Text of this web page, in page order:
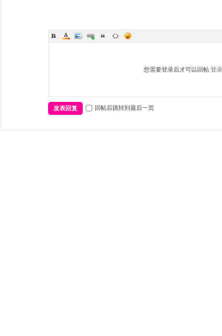
您需要登录后才可以回帖 登录
发表回复 回帖后跳转到最后一页